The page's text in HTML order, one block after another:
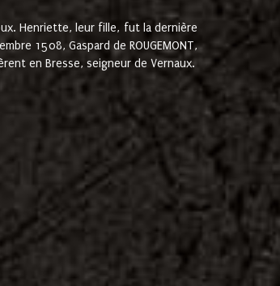
Henriette, leur fille, fut la dernière
1508, Gaspard de ROUGEMONT,
en Bresse, seigneur de Vernaux.